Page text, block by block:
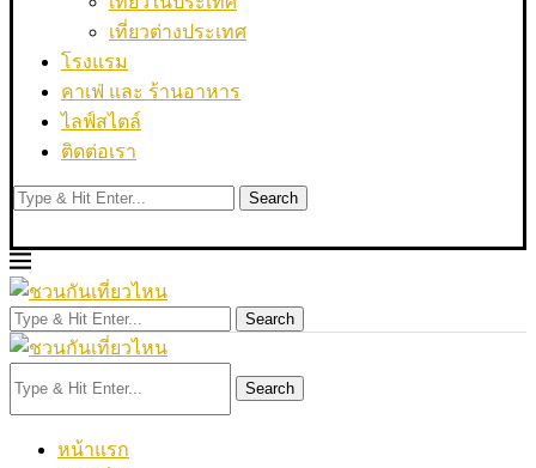
เที่ยวต่างประเทศ
โรงแรม
คาเฟ่ และ ร้านอาหาร
ไลฟ์สไตล์
ติดต่อเรา
Search
Search
Search
หน้าแรก